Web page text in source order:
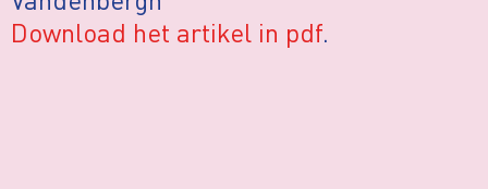
Download het artikel in pdf.